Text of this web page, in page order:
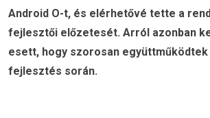
Android O-t, és elérhetővé tette a
fejlesztői előzetesét. Arról azonban
esett, hogy szorosan együttműködtek
fejlesztés során.